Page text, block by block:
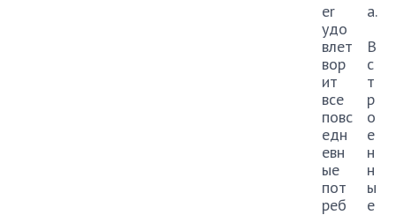
er
удо
влет
вор
ит
все
повс
едн
евн
ые
пот
реб
а.
В
с
т
р
о
е
н
н
ы
е